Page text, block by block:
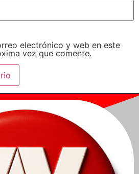
electrónico y web en este
vez que comente.